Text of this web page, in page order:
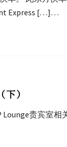
Express […]…
）
Lounge贵宾室